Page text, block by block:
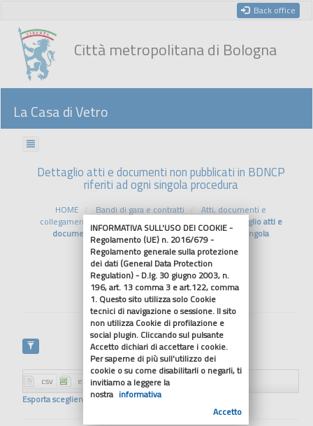
Back office
Città metropolitana di Bologna
La Casa di Vetro
Dettaglio atti e documenti non pubblicati in BDNCP
riferiti ad ogni singola procedura
HOME Bandi di gara e contratti
Atti, documenti e
collegamenti riferiti ad ogni singola procedura
Dettaglio atti e
documenti non pubblicati in BDNCP riferiti ad ogni singola
procedura
Riferimenti normativi
Esporta scegliendo il formato
INFORMATIVA SULL'USO DEI COOKIE -
Regolamento (UE) n. 2016/679 -
Regolamento generale sulla protezione
dei dati (General Data Protection
Regulation) - D.lg. 30 giugno 2003, n.
196, art. 13 comma 3 e art.122, comma
1. Questo sito utilizza solo Cookie
tecnici di navigazione o sessione. Il sito
non utilizza Cookie di profilazione e
social plugin. Cliccando sul pulsante
Accetto dichiari di accettare i cookie.
Per saperne di più sull'utilizzo dei
cookie o su come disabilitarli o negarli, ti
invitiamo a leggere la
nostra informativa
Accetto